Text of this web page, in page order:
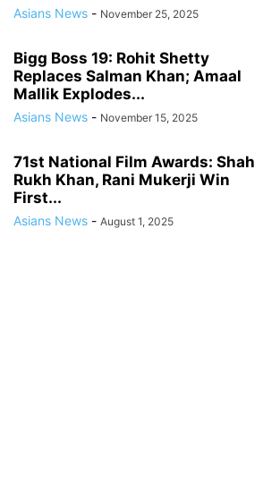
Asians News - November 25, 2025
Bigg Boss 19: Rohit Shetty
Replaces Salman Khan; Amaal
Mallik Explodes...
Asians News - November 15, 2025
71st National Film Awards: Shah
Rukh Khan, Rani Mukerji Win
First...
Asians News - August 1, 2025